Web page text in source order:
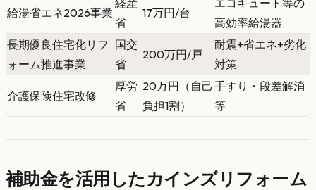
給湯省エネ2026事業
経産
省
17万円/台
エコキュート等の
高効率給湯器
長期優良住宅化リフ
ォーム推進事業
国交
省
200万円/戸
耐震+省エネ+劣化
対策
介護保険住宅改修
厚労
省
20万円（自己
負担1割）
手すり・段差解消
等
補助金を活用したカインズリフォーム